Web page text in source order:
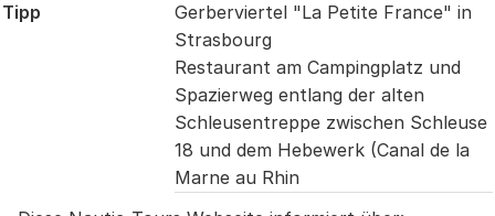
Tipp
Gerberviertel "La Petite France" in
Strasbourg
Restaurant am Campingplatz und
Spazierweg entlang der alten
Schleusentreppe zwischen Schleuse
18 und dem Hebewerk (Canal de la
Marne au Rhin